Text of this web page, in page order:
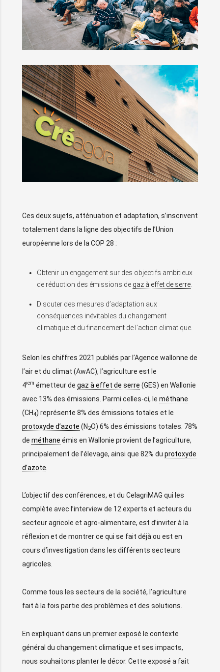
Ces deux sujets, atténuation et adaptation, s’inscrivent
totalement dans la ligne des objectifs de l’Union
européenne lors de la COP 28 :
Obtenir un engagement sur des objectifs ambitieux
de réduction des émissions de gaz à effet de serre
Discuter des mesures d’adaptation aux
conséquences inévitables du changement
climatique et du financement de l’action climatique.
Selon les chiffres 2021 publiés par l’Agence wallonne de
l’air et du climat (AwAC), l’agriculture est le
4iem émetteur de gaz à effet de serre (GES) en Wallonie
avec 13% des émissions. Parmi celles-ci, le méthane
(CH4) représente 8% des émissions totales et le
protoxyde d’azote (N 2O) 6% des émissions totales. 78%
de méthane émis en Wallonie provient de l’agriculture,
principalement de l’élevage, ainsi que 82% du protoxyde
d’azote
L’objectif des conférences, et du CelagriMAG qui les
complète avec l’interview de 12 experts et acteurs du
secteur agricole et agro-alimentaire, est d’inviter à la
réflexion et de montrer ce qui se fait déjà ou est en
cours d’investigation dans les différents secteurs
agricoles.
Comme tous les secteurs de la société, l’agriculture
fait à la fois partie des problèmes et des solutions.
En expliquant dans un premier exposé le contexte
général du changement climatique et ses impacts,
nous souhaitons planter le décor. Cette exposé a fait